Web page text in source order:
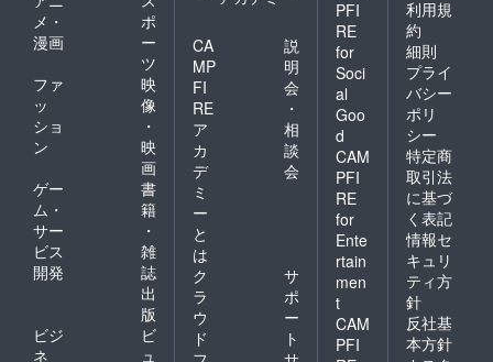
いボー
ドゲー
ム制作
のため
に、是
非よろ
しくお
願いい
たしま
す。 ＊
支援を
してい
ただく
ページ
にて上
乗せ金
額を設
定する
ことが
できま
YouTub
e配信で
読み上
げて欲
しいお
名前を
ご記入
くださ
い。 (※
読み上
げやオ
ンライ
ンプレ
イ会の
参加を
希望さ
れない
方は"備
考欄"に
「不
をご入
力の
際、"備
考欄"に
ご自身
のお名
前また
はニッ
クネー
ムな
ど、
YouTub
e配信で
読み上
げて欲
しいお
名前を
ご記入
くださ
い。 (※
ツー
ル:Zoo
m・
Udonari
um ＊内
容:Udo
narium
にアク
セスい
ただ
き、他
の参加
者や制
作メン
バーと
ボード
ゲーム
「Anfa
ng」と
次回発
確認く
ださ
い。 ＊
程:2022
年1月～
4月頃予
定 ＊場
所:オン
ライン
環境 ＊
使用
ル:Zoo
m・オ
ンライ
ンセッ
ション
ツール
Udonari
い。) 〜
上乗せ
支援の
お願
い〜 支
援いた
だく際
に上乗
せ支援
をして
いただ
くこと
が可能
です。
より良
いボー
ドゲー
ム制作
のため
に、是
はニッ
クネー
ムな
ど、
YouTub
e配信の
読み上
げや説
明書に
記載し
て欲し
いお名
前をご
記入く
ださ
い。 (※
読み上
げやオ
ンライ
ンプレ
メ・
漫画
ポ
ー
ツ
ファ
ッ
ショ
ン
映
像
・
映
画
ゲー
ム・
サー
ビス
開発
書
籍
・
雑
誌
出
版
ビジ
ネ
ビ
ュ
CA
MP
FI
RE
ア
カ
デ
ミ
ー
と
は
説
明
会
・
相
談
会
ク
ラ
ウ
ド
サ
ポ
ー
ト
PFI
RE
for
Soci
al
Goo
d
CAM
PFI
RE
for
Ente
rtain
men
t
CAM
PFI
利用規
約
細則
プライ
バシー
ポリ
シー
特定商
取引法
に基づ
く表記
情報セ
キュリ
ティ方
針
反社基
本方針